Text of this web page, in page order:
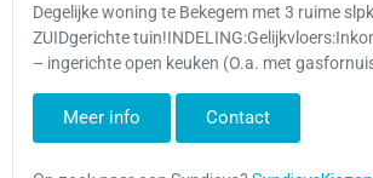
Degelijke woning te Bekegem met 3 ruime
ZUIDgerichte
– ingerichte open keuken (O.a. met
Meer info Contact